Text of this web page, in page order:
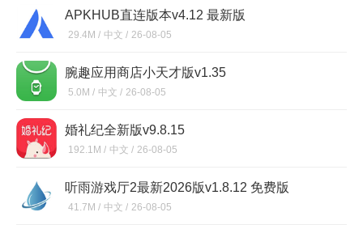
APKHUB直连版本v4.12 最新版
29.4M / 中文 / 26-08-05
腕趣应用商店小天才版v1.35
5.0M / 中文 / 26-08-05
婚礼纪全新版v9.8.15
192.1M / 中文 / 26-08-05
听雨游戏厅2最新2026版v1.8.12 免费版
41.7M / 中文 / 26-08-05